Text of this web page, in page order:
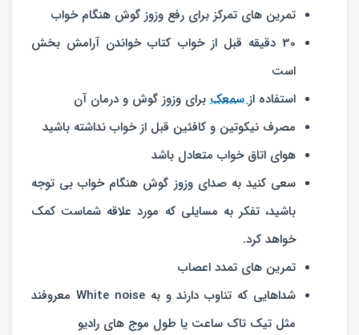
تمرین های تمرکز برای رفع وزوز گوش هنگام خواب
30 دقیقه قبل از خواب کتاب خواندن آرامش بخش
است
استفاده ازسمعک برای وزوز گوش و درمان آن
مصرف نیکوتین و کافئین قبل از خواب نداشته باشید
هوای اتاق خواب متعادل باشد
سعی کنید به صدای وزوز گوش هنگام خواب بی توجه
باشید، تفکر به مسایلی که مورد علاقه شماست کمک
خواهد کرد.
تمرین های تمدد اعصاب
شداهایی که تناوب دارند و به White noise معروفند
مثل تیک تاک ساعت یا طول موج های رادیو